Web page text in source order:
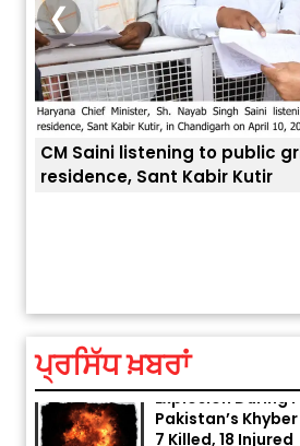
CM Saini listening to public
residence, Sant Kabir Kutir
❮
ਪ੍ਰਸਿੱਧ ਖ਼ਬਰਾਂExplosion During
Pakistan’s
7 Killed, 18 Injured